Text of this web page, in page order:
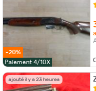
-20%
Paiement 4/10X
ajouté il y a 23 heures